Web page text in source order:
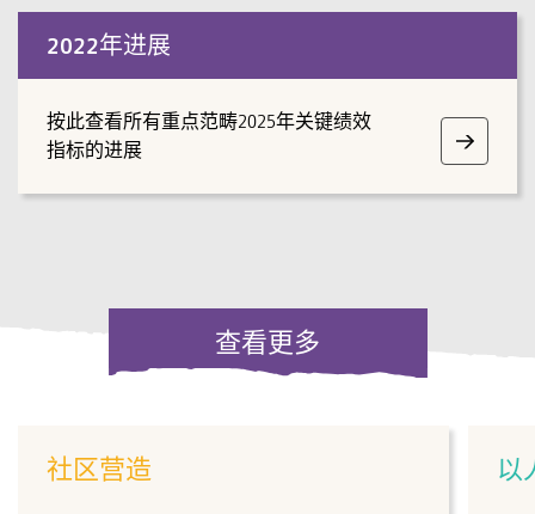
2022年进展
按此查看所有重点范畴2025年关键绩效
指标的进展
查看更多
社区营造 以